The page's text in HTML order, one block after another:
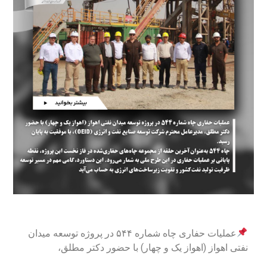
عملیات حفاری چاه شماره ۵۴۴ در پروژه توسعه میدان
نفتی اهواز (اهواز یک و چهار) با حضور دکتر مطلق،